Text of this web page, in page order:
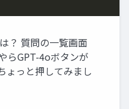
？ 質問の一覧画面
らGPT-4oボタンが
ょっと押してみまし